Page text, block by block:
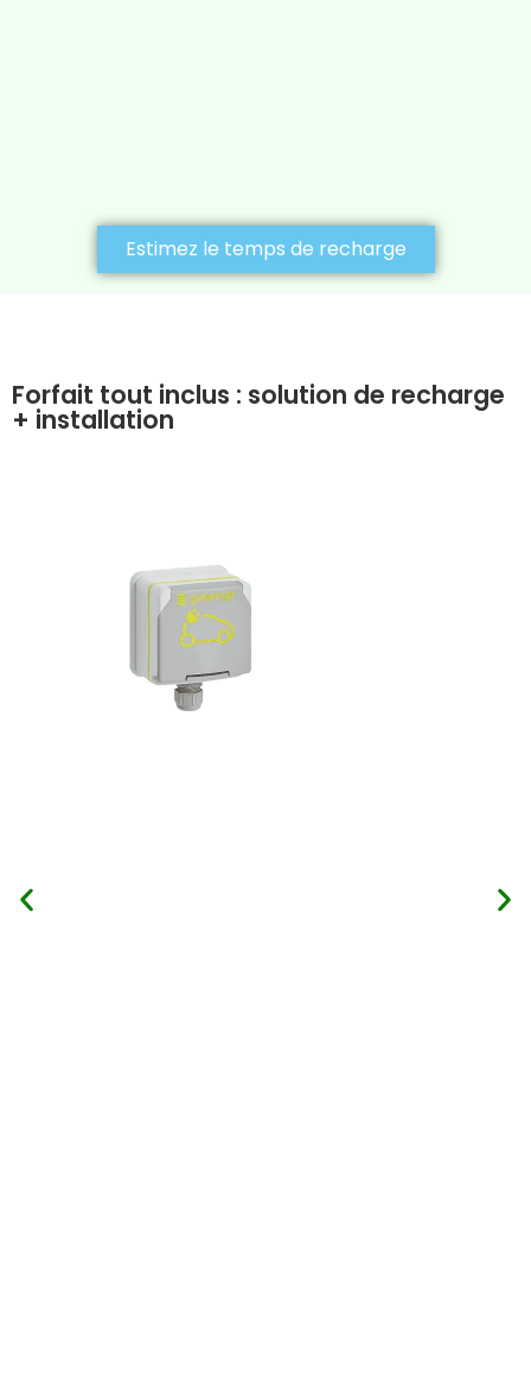
Estimez le temps de recharge
Forfait tout inclus : solution de recharge
+ installation